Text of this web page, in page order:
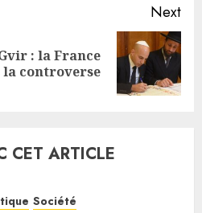
Next
: la France
la controverse
CET ARTICLE
Société